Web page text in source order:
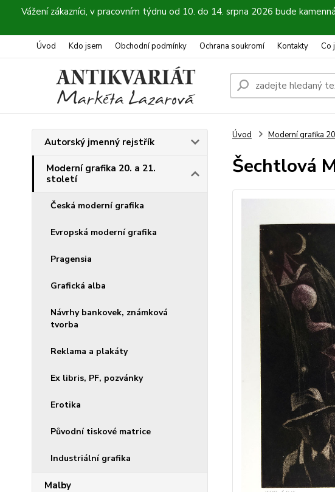
Vážení zákazníci, v pracovním týdnu od 10. do 14. srpna 2026 bude
Úvod Kdo jsem Obchodní podmínky Ochrana soukromí Kontakty Co
Autorský jmenný rejstřík
Moderní grafika 20. a 21.
století
Česká moderní grafika
Evropská moderní grafika
Pragensia
Grafická alba
Návrhy bankovek, známková
tvorba
Reklama a plakáty
Ex libris, PF, pozvánky
Erotika
Původní tiskové matrice
Industriální grafika
Malby
Úvod Moderní grafika
Šechtlová